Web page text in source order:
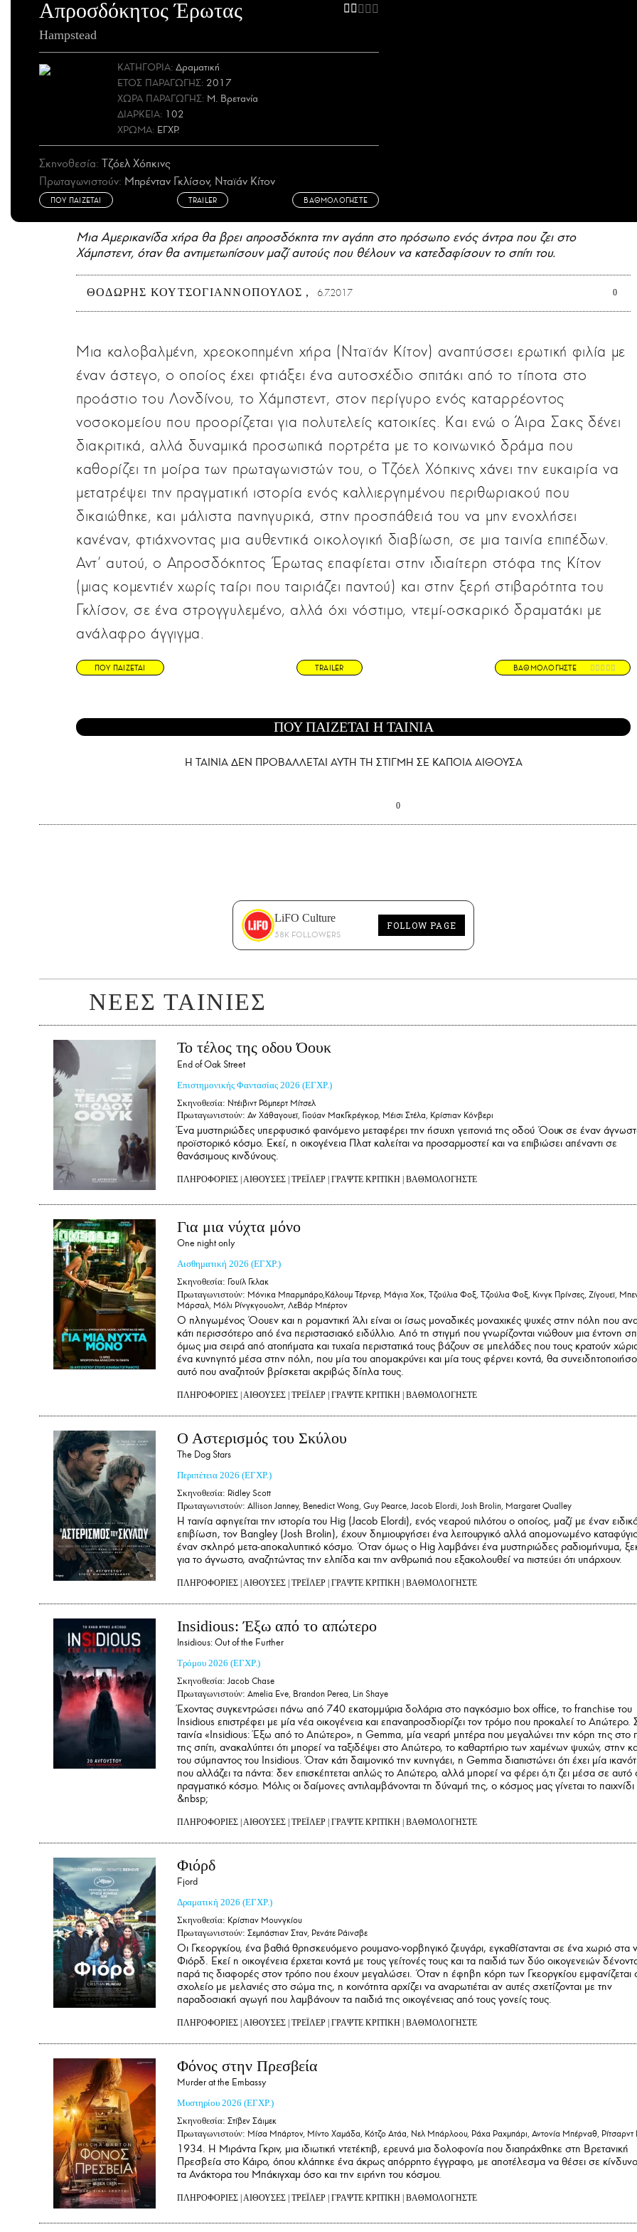
Απροσδόκητος Έρωτας
Hampstead
ΚΑΤΗΓΟΡΙΑ: Δραματική
ΕΤΟΣ ΠΑΡΑΓΩΓΗΣ: 2017
ΧΩΡΑ ΠΑΡΑΓΩΓΗΣ: Μ. Βρετανία
ΔΙΑΡΚΕΙΑ: 102
ΧΡΩΜΑ: ΕΓΧΡ.
Σκηνοθεσία: Τζόελ Χόπκινς
Πρωταγωνιστούν: Μπρένταν Γκλίσον, Νταϊάν Κίτον
ΠΟΥ ΠΑΙΖΕΤΑΙ TRAILER ΒΑΘΜΟΛΟΓΗΣΤΕ
Μια Αμερικανίδα χήρα θα βρει απροσδόκητα την αγάπη στο πρόσωπο ενός άντρα που ζει στο
Χάμπστεντ, όταν θα αντιμετωπίσουν μαζί αυτούς που θέλουν να κατεδαφίσουν το σπίτι του.
ΘΟΔΩΡΉΣ ΚΟΥΤΣΟΓΙΑΝΝΌΠΟΥΛΟΣ 6.7.2017 0
Μια καλοβαλμένη, χρεοκοπημένη χήρα (Νταϊάν Κίτον) αναπτύσσει ερωτική φιλία με
έναν άστεγο, ο οποίος έχει φτιάξει ένα αυτοσχέδιο σπιτάκι από το τίποτα στο
προάστιο του Λονδίνου, το Χάμπστεντ, στον περίγυρο ενός καταρρέοντος
νοσοκομείου που προορίζεται για πολυτελείς κατοικίες. Και ενώ ο Άιρα Σακς δένει
διακριτικά, αλλά δυναμικά προσωπικά πορτρέτα με το κοινωνικό δράμα που
καθορίζει τη μοίρα των πρωταγωνιστών του, ο Τζόελ Χόπκινς χάνει την ευκαιρία να
μετατρέψει την πραγματική ιστορία ενός καλλιεργημένου περιθωριακού που
δικαιώθηκε, και μάλιστα πανηγυρικά, στην προσπάθειά του να μην ενοχλήσει
κανέναν, φτιάχνοντας μια αυθεντικά οικολογική διαβίωση, σε μια ταινία επιπέδων.
Αντ' αυτού, ο Απροσδόκητος Έρωτας επαφίεται στην ιδιαίτερη στόφα της Κίτον
(μιας κομεντιέν χωρίς ταίρι που ταιριάζει παντού) και στην ξερή στιβαρότητα του
Γκλίσον, σε ένα στρογγυλεμένο, αλλά όχι νόστιμο, ντεμί-οσκαρικό δραματάκι με
ανάλαφρο άγγιγμα.
ΠΟΥ ΠΑΙΖΕΤΑΙ TRAILER ΒΑΘΜΟΛΟΓΗΣΤΕ
ΠΟΥ ΠΑΙΖΕΤΑΙ Η ΤΑΙΝΙΑ
Η ΤΑΙΝΙΑ ΔΕΝ ΠΡΟΒΑΛΛΕΤΑΙ AYTH ΤΗ ΣΤΙΓΜΗ ΣΕ ΚΑΠΟΙΑ ΑΙΘΟΥΣΑ
0
LiFO Culture
58K FOLLOWERS
FOLLOW PAGE
ΝΕΕΣ ΤΑΙΝΙΕΣ
Το τέλος της οδου Όουκ
End of Oak Street
Επιστημονικής Φαντασίας 2026 (ΕΓΧΡ.)
Σκηνοθεσία: Ντέιβιντ Ρόμπερτ Μίτσελ
Πρωταγωνιστούν: Αν Χάθαγουεϊ, Γιούαν ΜακΓκρέγκορ, Μέισι Στέλα, Κρίστιαν Κόνβερι
Ένα μυστηριώδες υπερφυσικό φαινόμενο μεταφέρει την ήσυχη γειτονιά της οδού Όουκ σε έναν
προϊστορικό κόσμο. Εκεί, η οικογένεια Πλατ καλείται να προσαρμοστεί και να επιβιώσει απέναντι σε
θανάσιμους κινδύνους.
ΠΛΗΡΟΦΟΡΙΕΣ ΑΙΘΟΥΣΕΣ ΤΡΕΪΛΕΡ ΓΡΑΨΤΕ ΚΡΙΤΙΚΗ ΒΑΘΜΟΛΟΓΗΣΤΕ
Για μια νύχτα μόνο
One night only
Αισθηματική 2026 (ΕΓΧΡ.)
Σκηνοθεσία: Γουίλ Γκλακ
Πρωταγωνιστούν: Μόνικα Μπαρμπάρο,Κάλουμ Τέρνερ, Μάγια Χοκ, Τζούλια Φοξ, Τζούλια Φοξ, Κινγκ Πρίνσες, Ζίγουεϊ,
Μάρσαλ, Μόλι Ρίνγκγουολντ, ΛεΒάρ Μπέρτον
Ο πληγωμένος Όουεν και η ρομαντική Άλι είναι οι ίσως μοναδικές μοναχικές ψυχές στην πόλη που
κάτι περισσότερο από ένα περιστασιακό ειδύλλιο. Από τη στιγμή που γνωρίζονται νιώθουν μια έντονη
όμως μια σειρά από ατοπήματα και τυχαία περιστατικά τους βάζουν σε μπελάδες που τους κρατούν
ένα κυνηγητό μέσα στην πόλη, που μία του απομακρύνει και μία τους φέρνει κοντά, θα
αυτό που αναζητούν βρίσκεται ακριβώς δίπλα τους.
ΠΛΗΡΟΦΟΡΙΕΣ ΑΙΘΟΥΣΕΣ ΤΡΕΪΛΕΡ ΓΡΑΨΤΕ ΚΡΙΤΙΚΗ ΒΑΘΜΟΛΟΓΗΣΤΕ
Ο Αστερισμός του Σκύλου
The Dog Stars
Περιπέτεια 2026 (ΕΓΧΡ.)
Σκηνοθεσία: Ridley Scott
Πρωταγωνιστούν: Allison Janney, Benedict Wong, Guy Pearce, Jacob Elordi, Josh Brolin, Margaret Qualley
Η ταινία αφηγείται την ιστορία του Hig (Jacob Elordi), ενός νεαρού πιλότου ο οποίος, μαζί με έναν
επιβίωση, τον Bangley (Josh Brolin), έχουν δημιουργήσει ένα λειτουργικό αλλά απομονωμένο
έναν σκληρό μετα-αποκαλυπτικό κόσμο. Όταν όμως ο Hig λαμβάνει ένα μυστηριώδες ραδιομήνυμα,
για το άγνωστο, αναζητώντας την ελπίδα και την ανθρωπιά που εξακολουθεί να πιστεύει ότι υπάρχουν.
ΠΛΗΡΟΦΟΡΙΕΣ ΑΙΘΟΥΣΕΣ ΤΡΕΪΛΕΡ ΓΡΑΨΤΕ ΚΡΙΤΙΚΗ ΒΑΘΜΟΛΟΓΗΣΤΕ
Insidious: Έξω από το απώτερο
Insidious: Out of the Further
Τρόμου 2026 (ΕΓΧΡ.)
Σκηνοθεσία: Jacob Chase
Πρωταγωνιστούν: Amelia Eve, Brandon Perea, Lin Shaye
Έχοντας συγκεντρώσει πάνω από 740 εκατομμύρια δολάρια στο παγκόσμιο box office, το franchise του
Insidious επιστρέφει με μία νέα οικογένεια και επαναπροσδιορίζει τον τρόμο που προκαλεί το Απώτερο.
ταινία «Insidious: Έξω από το Απώτερο», η Gemma, μία νεαρή μητέρα που μεγαλώνει την κόρη της στο
της σπίτι, ανακαλύπτει ότι μπορεί να ταξιδέψει στο Απώτερο, το καθαρτήριο των χαμένων ψυχών, στην
του σύμπαντος του Insidious. Όταν κάτι δαιμονικό την κυνηγάει, η Gemma διαπιστώνει ότι έχει μία
που αλλάζει τα πάντα: δεν επισκέπτεται απλώς το Απώτερο, αλλά μπορεί να φέρει ό,τι ζει μέσα σε αυτό
πραγματικό κόσμο. Μόλις οι δαίμονες αντιλαμβάνονται τη δύναμή της, ο κόσμος μας γίνεται το παιχνίδι
&nbsp;
ΠΛΗΡΟΦΟΡΙΕΣ ΑΙΘΟΥΣΕΣ ΤΡΕΪΛΕΡ ΓΡΑΨΤΕ ΚΡΙΤΙΚΗ ΒΑΘΜΟΛΟΓΗΣΤΕ
Φιόρδ
Fjord
Δραματική 2026 (ΕΓΧΡ.)
Σκηνοθεσία: Κρίστιαν Μουνγκίου
Πρωταγωνιστούν: Σεμπάστιαν Σταν, Ρενάτε Ράινσβε
Οι Γκεοργκίου, ένα βαθιά θρησκευόμενο ρουμανο-νορβηγικό ζευγάρι, εγκαθίστανται σε ένα χωριό στα
Φιόρδ. Εκεί η οικογένεια έρχεται κοντά με τους γείτονές τους και τα παιδιά των δύο οικογενειών
παρά τις διαφορές στον τρόπο που έχουν μεγαλώσει. Όταν η έφηβη κόρη των Γκεοργκίου εμφανίζεται
σχολείο με μελανιές στο σώμα της, η κοινότητα αρχίζει να αναρωτιέται αν αυτές σχετίζονται με την
παραδοσιακή αγωγή που λαμβάνουν τα παιδιά της οικογένειας από τους γονείς τους.
ΠΛΗΡΟΦΟΡΙΕΣ ΑΙΘΟΥΣΕΣ ΤΡΕΪΛΕΡ ΓΡΑΨΤΕ ΚΡΙΤΙΚΗ ΒΑΘΜΟΛΟΓΗΣΤΕ
Φόνος στην Πρεσβεία
Murder at the Embassy
Μυστηρίου 2026 (ΕΓΧΡ.)
Σκηνοθεσία: Στίβεν Σάιμεκ
Πρωταγωνιστούν: Μίσα Μπάρτον, Μίντο Χαμάδα, Κότζο Ατάα, Νελ Μπάρλοου, Ράχα Ραχμπάρι, Αντονία Μπέρναθ, Ρίτσαρντ
1934. Η Μιράντα Γκριν, μια ιδιωτική ντετέκτιβ, ερευνά μια δολοφονία που διαπράχθηκε στη Βρετανική
Πρεσβεία στο Κάιρο, όπου κλάπηκε ένα άκρως απόρρητο έγγραφο, με αποτέλεσμα να θέσει σε
τα Ανάκτορα του Μπάκιγχαμ όσο και την ειρήνη του κόσμου.
ΠΛΗΡΟΦΟΡΙΕΣ ΑΙΘΟΥΣΕΣ ΤΡΕΪΛΕΡ ΓΡΑΨΤΕ ΚΡΙΤΙΚΗ ΒΑΘΜΟΛΟΓΗΣΤΕ